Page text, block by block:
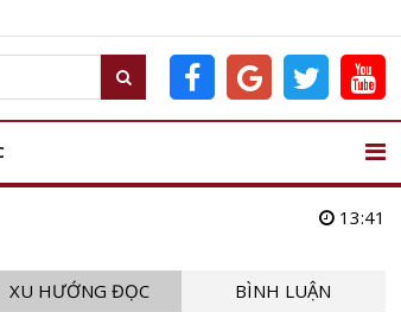
13:41
XU HƯỚNG ĐỌC BÌNH LUẬN